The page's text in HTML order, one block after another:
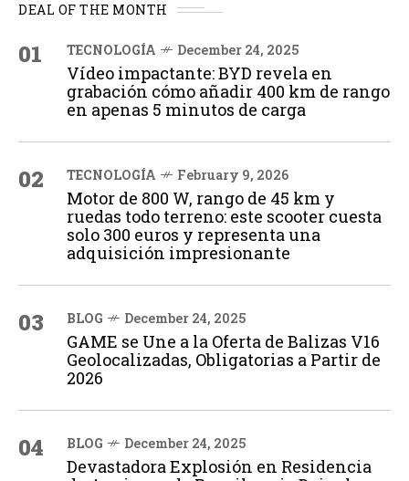
DEAL OF THE MONTH
01 TECNOLOGÍA December 24, 2025
Vídeo impactante: BYD revela en
grabación cómo añadir 400 km de rango
en apenas 5 minutos de carga
02 TECNOLOGÍA February 9, 2026
Motor de 800 W, rango de 45 km y
ruedas todo terreno: este scooter cuesta
solo 300 euros y representa una
adquisición impresionante
03 BLOG December 24, 2025
GAME se Une a la Oferta de Balizas V16
Geolocalizadas, Obligatorias a Partir de
2026
04 BLOG December 24, 2025
Devastadora Explosión en Residencia